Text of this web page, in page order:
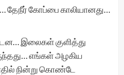
கோப்பை காலியானது…
இலைகள் குளித்து
எங்கள் அழகிய
நின்று கொண்டே